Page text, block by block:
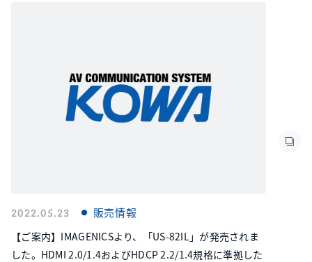
2022.05.23 販売情報
【ご案内】IMAGENICSより、「US-82IL」が発売されま
した。HDMI 2.0/1.4およびHDCP 2.2/1.4規格に準拠した